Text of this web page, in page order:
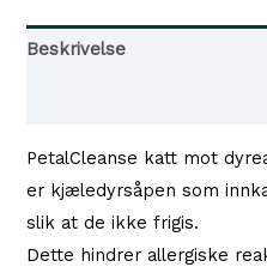
antall
Beskrivelse
PetalCleanse katt mot
er kjæledyrsåpen som
slik at de ikke frigis.
Dette hindrer allergiske